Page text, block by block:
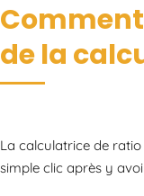
de la
La calculatrice de
simple clic après y